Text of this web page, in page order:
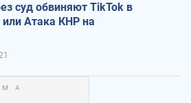
суд обвиняют TikTok в
или Атака КНР на